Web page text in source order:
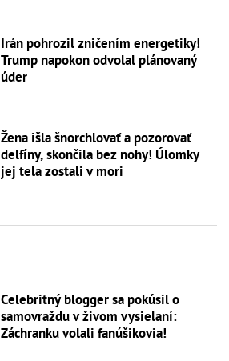
Irán pohrozil zničením energetiky!
Trump napokon odvolal plánovaný
úder
Žena išla šnorchlovať a pozorovať
delfíny, skončila bez nohy! Úlomky
jej tela zostali v mori
Celebritný blogger sa pokúsil o
samovraždu v živom vysielaní:
Záchranku volali fanúšikovia!